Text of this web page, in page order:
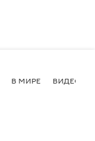
В МИРЕ ВИДЕО